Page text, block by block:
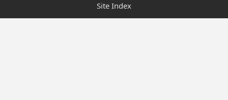
Site Index